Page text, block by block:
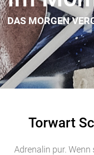
DAS MORGEN
Torwart
Adrenalin pur.